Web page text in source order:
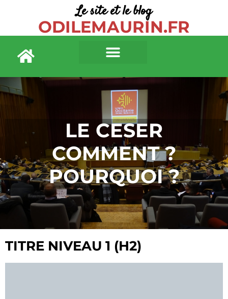
Le site et le blog
ODILEMAURIN.FR
LE CESER
COMMENT ?
POURQUOI ?
TITRE NIVEAU 1 (H2)